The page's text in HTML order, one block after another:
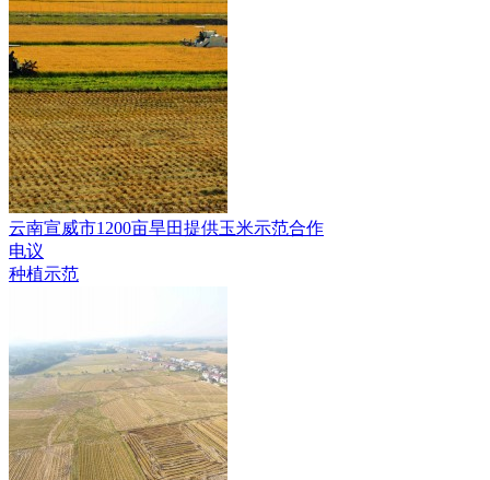
云南宣威市1200亩旱田提供玉米示范合作
电议
种植示范